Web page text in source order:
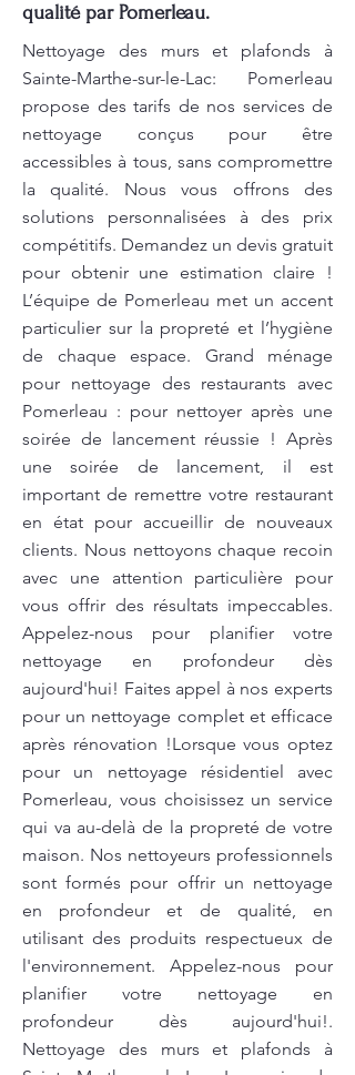
qualité par Pomerleau.
Nettoyage des murs et plafonds à
Sainte-Marthe-sur-le-Lac: Pomerleau
propose des tarifs de nos services de
nettoyage conçus pour être
accessibles à tous, sans compromettre
la qualité. Nous vous offrons des
solutions personnalisées à des prix
compétitifs. Demandez un devis gratuit
pour obtenir une estimation claire !
L’équipe de Pomerleau met un accent
particulier sur la propreté et l’hygiène
de chaque espace. Grand ménage
pour nettoyage des restaurants avec
Pomerleau : pour nettoyer après une
soirée de lancement réussie ! Après
une soirée de lancement, il est
important de remettre votre restaurant
en état pour accueillir de nouveaux
clients. Nous nettoyons chaque recoin
avec une attention particulière pour
vous offrir des résultats impeccables.
Appelez-nous pour planifier votre
nettoyage en profondeur dès
aujourd'hui! Faites appel à nos experts
pour un nettoyage complet et efficace
après rénovation !Lorsque vous optez
pour un nettoyage résidentiel avec
Pomerleau, vous choisissez un service
qui va au-delà de la propreté de votre
maison. Nos nettoyeurs professionnels
sont formés pour offrir un nettoyage
en profondeur et de qualité, en
utilisant des produits respectueux de
l'environnement. Appelez-nous pour
planifier votre nettoyage en
profondeur dès aujourd'hui!.
Nettoyage des murs et plafonds à